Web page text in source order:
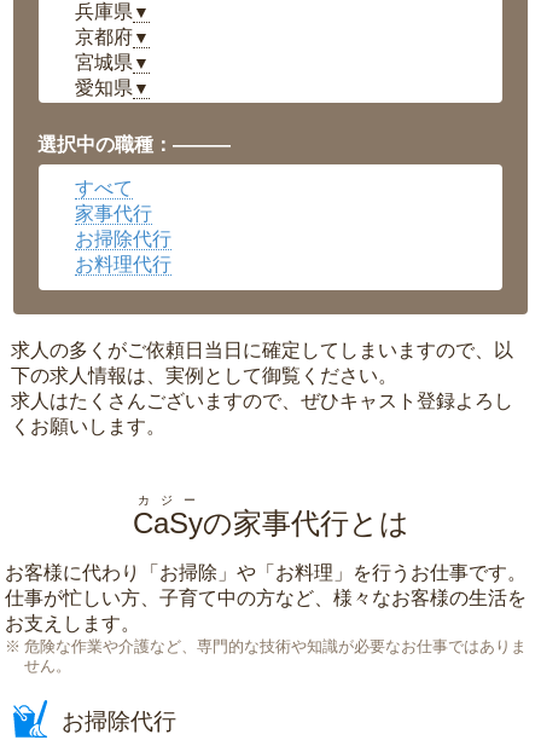
兵庫県 ▼
京都府▼
宮城県 ▼
愛知県 ▼
岡山県▼
広島県▼
沖縄県
選択中の職種：———
すべて
家事代行
お掃除代行
お料理代行
求人の多くがご依頼日当日に確定してしまいますので、以
下の求人情報は、実例として御覧ください。
求人はたくさんございますので、ぜひキャスト登録よろし
くお願いします。
CaSy
カジー
の家事代行とは
お客様に代わり「 お掃除 」や「 お料理 」を行うお仕事です。
仕事が忙しい方、子育て中の方など、様々なお客様の生活を
お支えします。
危険な作業や介護など、専門的な技術や知識が必要なお仕事ではありま
せん。
お掃除代行